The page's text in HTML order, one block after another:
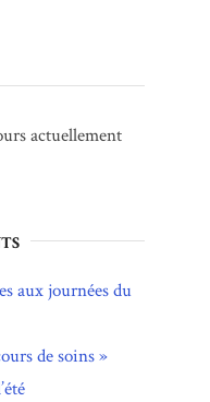
actuellement
aux journées du
de soins »